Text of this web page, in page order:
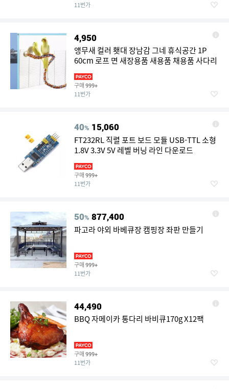
11번가
4,950
앵무새 컬러 횃대 장남감 그네 휴식공간 1P
60cm 로프 면 새장용품 새용품 채용품 사다리
구매 999+
11번가
40% 15,060
FT232RL 직렬 포트 보드 모듈 USB-TTL 소형
1.8V 3.3V 5V 레벨 버닝 라인 다운로드
구매 999+
11번가
50% 877,400
파고라 야외 바베큐장 캠핑장 좌판 만들기
구매 999+
11번가
44,490
BBQ 자메이카 통다리 바비큐170g X12팩
구매 999+
11번가